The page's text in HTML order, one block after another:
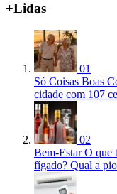
+Lidas
01
Só Coisas Boas
cidade com 107
02
Bem-Estar O que
fígado? Qual a